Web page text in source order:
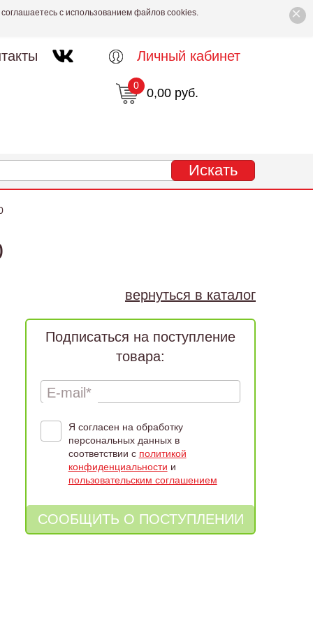
×
с использованием файлов cookies.
Личный кабинет
0,00 руб.
0
вернуться в каталог
Подписаться на поступление
товара:
E-mail*
Я согласен на обработку
персональных данных в
соответствии с политикой
конфиденциальности и
пользовательским соглашением